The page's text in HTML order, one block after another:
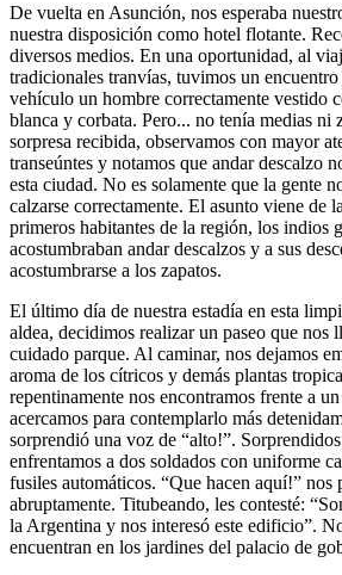
De vuelta en Asunción, nos esperaba
nuestra disposición como hotel flotante.
diversos medios. En una oportunidad, al
tradicionales tranvías, tuvimos un
vehículo un hombre correctamente vestido
blanca y corbata. Pero... no tenía medias ni
sorpresa recibida, observamos con mayor
transeúntes y notamos que andar descalzo
esta ciudad. No es solamente que la gente
calzarse correctamente. El asunto viene de
primeros habitantes de la región, los indios
acostumbraban andar descalzos y a sus
acostumbrarse a los zapatos.
El último día de nuestra estadía en esta
aldea, decidimos realizar un paseo que nos
cuidado parque. Al caminar, nos dejamos
aroma de los cítricos y demás plantas
repentinamente nos encontramos frente a
acercamos para contemplarlo más
sorprendió una voz de
alto! .
enfrentamos a dos soldados con uniforme
fusiles automáticos.
Que hacen aquí!
nos
abruptamente. Titubeando, les contesté:
la Argentina y nos interesó este edificio .
encuentran en los jardines del palacio de